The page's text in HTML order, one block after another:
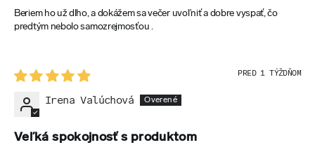
Beriem ho už dlho, a dokážem sa večer uvoľniť a dobre vyspať, čo
predtým nebolo samozrejmosťou .
PRED 1 TÝŽDŇOM
Irena Valúchová
Veľká spokojnosť s produktom